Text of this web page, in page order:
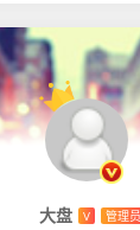
大盘 V 管理员